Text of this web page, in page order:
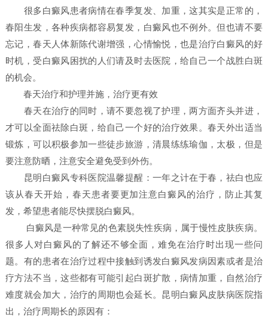
很多白癜风患者病情在春季复发、加重，这其实是正常的，
春阳生发，各种疾病都容易复发，白癜风也不例外。但也请不要
忘记，春天人体新陈代谢增强，心情愉悦，也是治疗白癜风的好
时机，受白癜风困扰的人们请及时去医院，给自己一个战胜白斑
的机会。
春天治疗和护理并施，治疗更有效
春天在治疗的同时，请不要忽视了护理，两方面齐头并进，
才可以全面祛除白斑，给自己一个好的治疗效果。春天外出适当
锻炼，可以积极参加一些徒步旅游，清晨练练瑜伽，太极，但是
要注意防晒，注意安全避免受到外伤。
昆明白癜风专科医院温馨提醒：一年之计在于春，祛白也应
该从春天开始，春天患者要更加注意白癜风的治疗，防止其复
发，希望患者能尽快摆脱白癜风。
白癜风是一种常见的色素脱失性疾病，属于慢性皮肤疾病。
很多人对白癜风的了解还不够全面，难免在治疗时出现一些问
题。有的患者在治疗过程中接触到诱发白癜风发病因素或者是治
疗方法不当，这些都有可能引起白斑扩散，病情加重，自然治疗
难度就会加大，治疗的周期也会延长。昆明白癜风皮肤病医院指
出，治疗周期长的原因有：